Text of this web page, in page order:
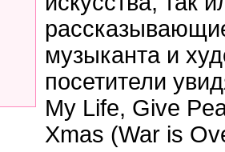
музыканта и
посетители
My Life, Give
Xmas (War is